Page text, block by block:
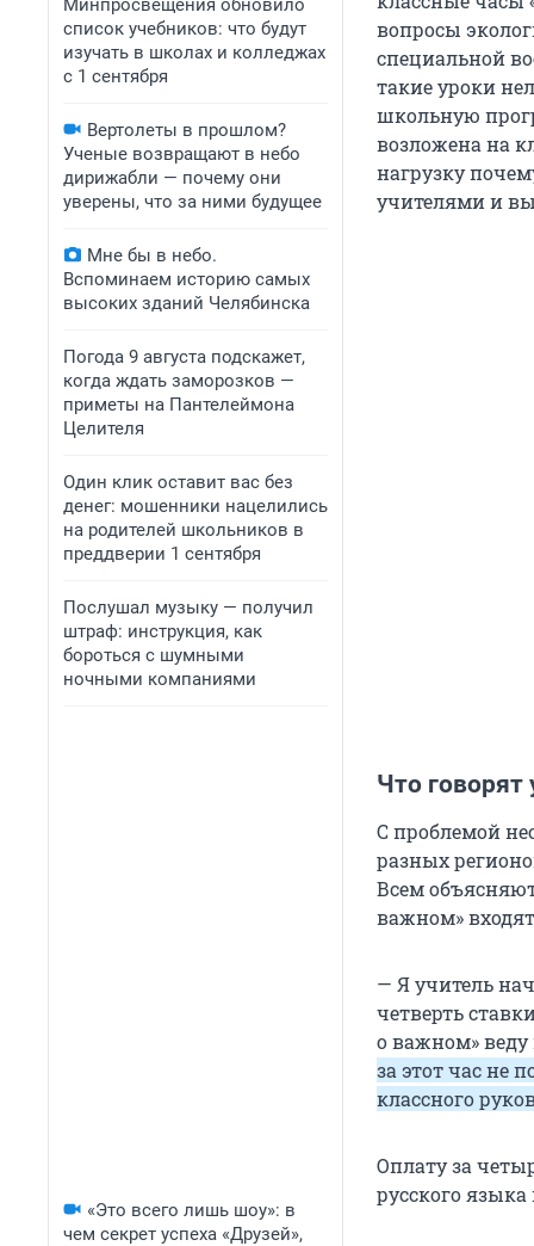
Минпросвещения обновило
список учебников: что будут
изучать в школах и колледжах
с 1 сентября
Вертолеты в прошлом?
Ученые возвращают в небо
дирижабли — почему они
уверены, что за ними будущее
Мне бы в небо.
Вспоминаем историю самых
высоких зданий Челябинска
Погода 9 августа подскажет,
когда ждать заморозков —
приметы на Пантелеймона
Целителя
Один клик оставит вас без
денег: мошенники нацелились
на родителей школьников в
преддверии 1 сентября
Послушал музыку — получил
штраф: инструкция, как
бороться с шумными
ночными компаниями
«Это всего лишь шоу»: в
чем секрет успеха «Друзей»,
вопросы
специальной
такие уроки
школьную
возложена на
нагрузку
учителями и
Что говорят
С проблемой
разных
Всем
важном»
— Я учитель
четверть
о важном»
за этот час не
классного
Оплату за
русского